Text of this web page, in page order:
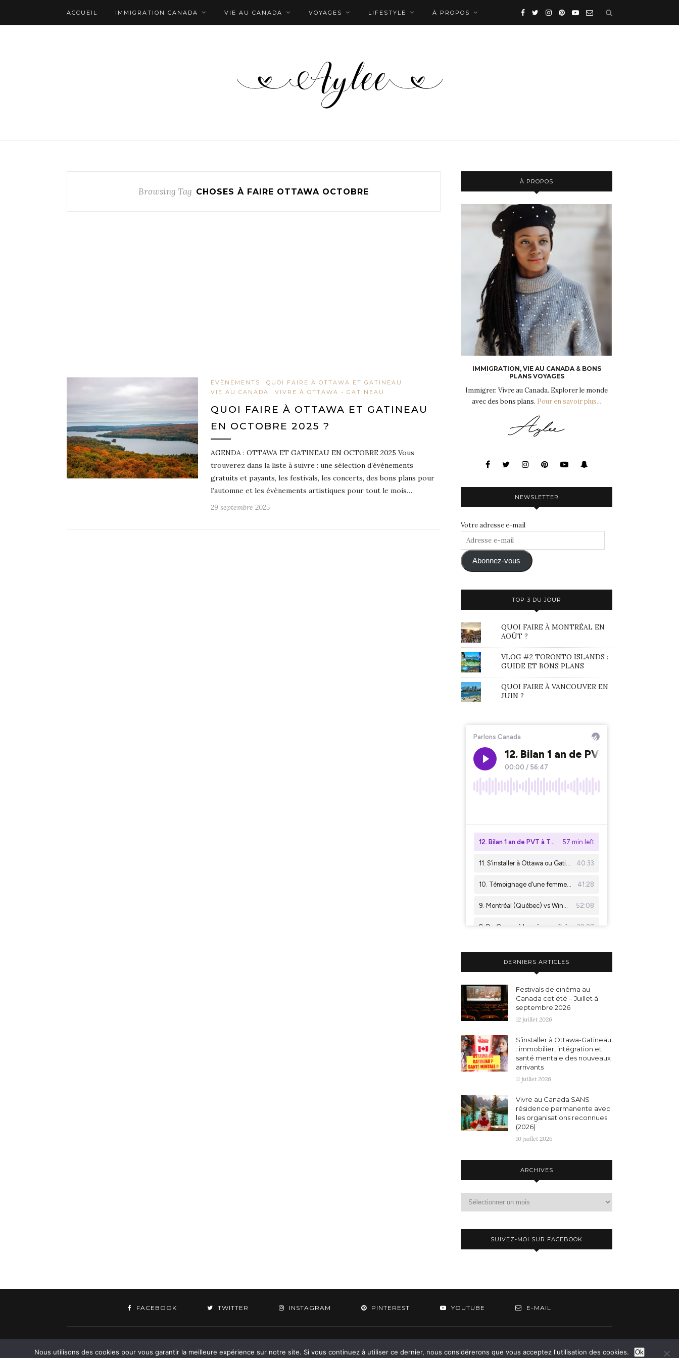
ACCUEIL IMMIGRATION CANADA VIE AU CANADA VOYAGES LIFESTYLE À PROPOS
Browsing Tag CHOSES À FAIRE OTTAWA OCTOBRE
ÉVÈNEMENTS
QUOI FAIRE À OTTAWA ET GATINEAU
VIE AU CANADA
VIVRE À OTTAWA - GATINEAU
QUOI FAIRE À OTTAWA ET GATINEAU
EN OCTOBRE 2025 ?
AGENDA : OTTAWA ET GATINEAU EN OCTOBRE 2025 Vous
trouverez dans la liste à suivre : une sélection d’évènements
gratuits et payants, les festivals, les concerts, des bons plans pour
l’automne et les évènements artistiques pour tout le mois…
29 septembre 2025
À PROPOS
IMMIGRATION, VIE AU CANADA & BONS
PLANS VOYAGES
Immigrer. Vivre au Canada. Explorer le monde
avec des bons plans. Pour en savoir plus...
NEWSLETTER
Votre adresse e-mail
Adresse
mail Abonnez-vous
TOP 3 DU JOUR
QUOI FAIRE À MONTRÉAL EN
AOÛT ?
VLOG #2 TORONTO ISLANDS :
GUIDE ET BONS PLANS
QUOI FAIRE À VANCOUVER EN
JUIN ?
DERNIERS ARTICLES
Festivals de cinéma au
Canada cet été – Juillet à
septembre 2026
12 juillet 2026
S’installer à Ottawa-Gatineau
: immobilier, intégration et
santé mentale des nouveaux
arrivants
11 juillet 2026
Vivre au Canada SANS
résidence permanente avec
les organisations reconnues
(2026)
10 juillet 2026
ARCHIVES
SUIVEZ-MOI SUR FACEBOOK
FACEBOOK TWITTER INSTAGRAM PINTEREST YOUTUBE E-MAIL
Nous utilisons des cookies pour vous garantir la meilleure expérience sur notre site. Si vous continuez à utiliser ce dernier, nous considérerons que vous acceptez l'utilisation des cookies. Ok